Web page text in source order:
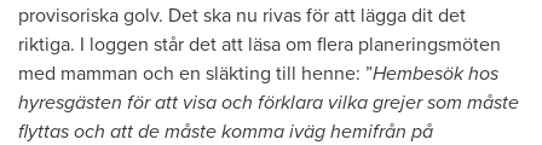
provisoriska golv. Det ska nu rivas för att lägga dit det
riktiga. I loggen står det att läsa om flera planeringsmöten
med mamman och en släkting till henne: ”Hembesök hos
hyresgästen för att visa och förklara vilka grejer som måste
flyttas och att de måste komma iväg hemifrån på